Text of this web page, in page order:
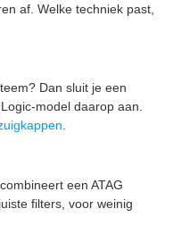
af. Welke techniek past,
Dan sluit je een
model daarop aan.
een ATAG
filters, voor weinig